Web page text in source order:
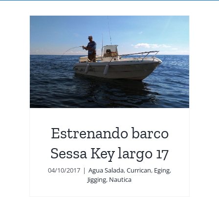
Estrenando barco
Sessa Key largo 17
04/10/2017 | Agua Salada,Currican, Eging,
Jigging, Nautica